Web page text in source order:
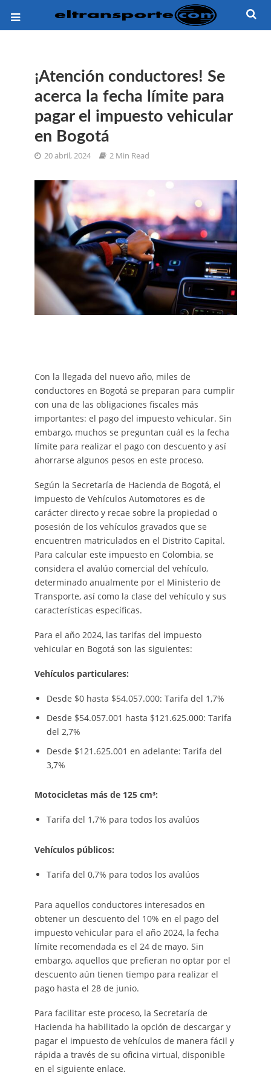
¡Atención conductores! Se
acerca la fecha límite para
pagar el impuesto vehicular
en Bogotá
20 abril, 2024 2 Min Read
Con la llegada del nuevo año, miles de
conductores en Bogotá se preparan para cumplir
con una de las obligaciones fiscales más
importantes: el pago del impuesto vehicular. Sin
embargo, muchos se preguntan cuál es la fecha
límite para realizar el pago con descuento y así
ahorrarse algunos pesos en este proceso.
Según la Secretaría de Hacienda de Bogotá, el
impuesto de Vehículos Automotores es de
carácter directo y recae sobre la propiedad o
posesión de los vehículos gravados que se
encuentren matriculados en el Distrito Capital.
Para calcular este impuesto en Colombia, se
considera el avalúo comercial del vehículo,
determinado anualmente por el Ministerio de
Transporte, así como la clase del vehículo y sus
características específicas.
Para el año 2024, las tarifas del impuesto
vehicular en Bogotá son las siguientes:
Vehículos particulares:
Desde $0 hasta $54.057.000: Tarifa del 1,7%
Desde $54.057.001 hasta $121.625.000: Tarifa
del 2,7%
Desde $121.625.001 en adelante: Tarifa del
3,7%
Motocicletas más de 125 cm³:
Tarifa del 1,7% para todos los avalúos
Vehículos públicos:
Tarifa del 0,7% para todos los avalúos
Para aquellos conductores interesados en
obtener un descuento del 10% en el pago del
impuesto vehicular para el año 2024, la fecha
límite recomendada es el 24 de mayo. Sin
embargo, aquellos que prefieran no optar por el
descuento aún tienen tiempo para realizar el
pago hasta el 28 de junio.
Para facilitar este proceso, la Secretaría de
Hacienda ha habilitado la opción de descargar y
pagar el impuesto de vehículos de manera fácil y
rápida a través de su oficina virtual, disponible
en el siguiente enlace.